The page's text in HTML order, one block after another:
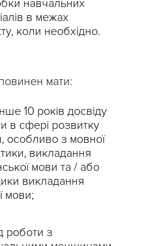
навчальних
в межах
коли необхідно.
мати:
10 років досвіду
в сфері розвитку
особливо з мовної
викладання
мови та / або
викладання
мови;
роботи з